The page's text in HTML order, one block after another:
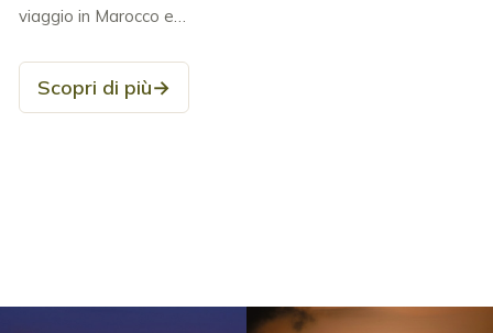
viaggio in Marocco e…
Scopri di più→